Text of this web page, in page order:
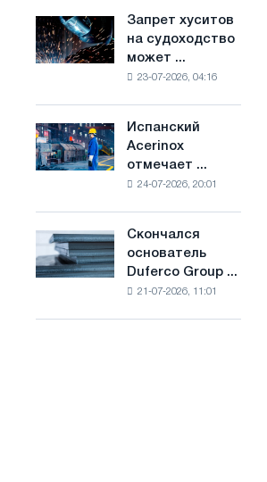
основе
водорода
во
конкуренцию
в
Запрет
хуситов
на
импорт
Саудовской
Запрет хуситов
на судоходство
может ...
23-07-2026, 04:16
Испанский
Acerinox
отмечает
положительную
втором
полугодии
мерам
Испанский
Acerinox
отмечает ...
24-07-2026, 20:01
Скончался
основатель
Duferco
Скончался
основатель
Duferco Group ...
21-07-2026, 11:01